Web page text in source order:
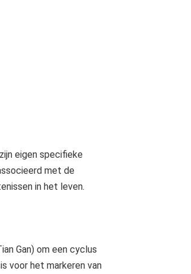
eigen specifieke
met de
in het leven.
Gan) om een cyclus
voor het markeren van